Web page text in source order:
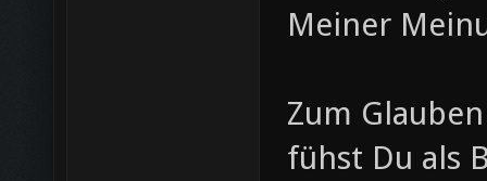
Meiner
Zum
fühst Du als